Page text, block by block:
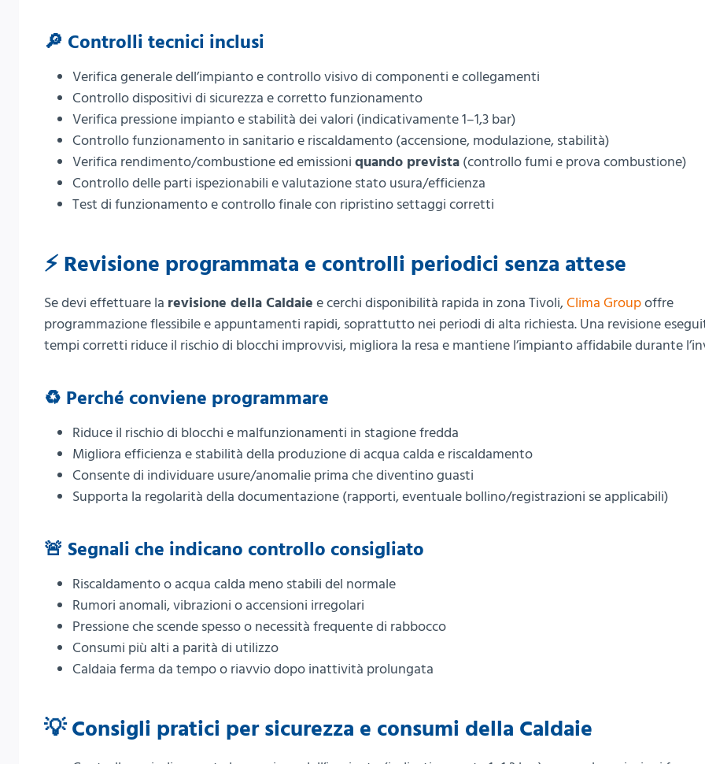
🔎 Controlli tecnici inclusi
Verifica generale dell’impianto e controllo visivo di componenti e collegamenti
Controllo dispositivi di sicurezza e corretto funzionamento
Verifica pressione impianto e stabilità dei valori (indicativamente 1–1,3 bar)
Controllo funzionamento in sanitario e riscaldamento (accensione, modulazione, stabilità)
Verifica rendimento/combustione ed emissioni quando prevista (controllo fumi e prova combustione)
Controllo delle parti ispezionabili e valutazione stato usura/efficienza
Test di funzionamento e controllo finale con ripristino settaggi corretti
⚡ Revisione programmata e controlli periodici senza attese
Se devi effettuare la revisione della Caldaie e cerchi disponibilità rapida in zona Tivoli,Clima Groupoffre
programmazione flessibile e appuntamenti rapidi, soprattutto nei periodi di alta richiesta. Una revisione
tempi corretti riduce il rischio di blocchi improvvisi, migliora la resa e mantiene l’impianto affidabile durante
♻️ Perché conviene programmare
Riduce il rischio di blocchi e malfunzionamenti in stagione fredda
Migliora efficienza e stabilità della produzione di acqua calda e riscaldamento
Consente di individuare usure/anomalie prima che diventino guasti
Supporta la regolarità della documentazione (rapporti, eventuale bollino/registrazioni se applicabili)
🚨 Segnali che indicano controllo consigliato
Riscaldamento o acqua calda meno stabili del normale
Rumori anomali, vibrazioni o accensioni irregolari
Pressione che scende spesso o necessità frequente di rabbocco
Consumi più alti a parità di utilizzo
Caldaia ferma da tempo o riavvio dopo inattività prolungata
💡 Consigli pratici per sicurezza e consumi della Caldaie